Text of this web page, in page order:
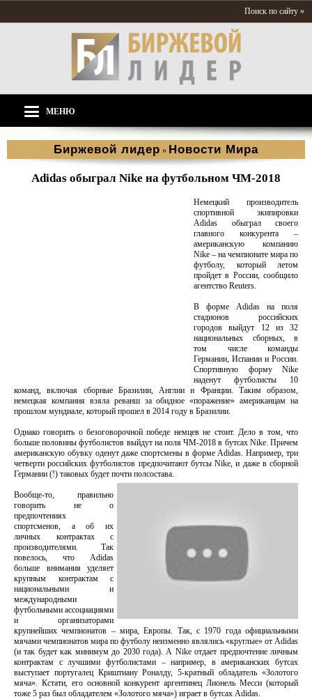
Поиск по сайту »
МЕНЮ
Биржевой лидер » Новости Мира
Adidas обыграл Nike на футбольном ЧМ-2018
Немецкий производитель
спортивной экипировки
Adidas обыграл своего
главного конкурента –
американскую компанию
Nike – на чемпионате мира по
футболу, который летом
пройдет в России, сообщило
агентство Reuters.
В форме Adidas на поля
стадионов российских
городов выйдут 12 из 32
национальных сборных, в
том числе команды
Германии, Испании и России.
Спортивную форму Nike
наденут футболисты 10
команд, включая сборные Бразилии, Англии и Франции. Таким образом,
немецкая компания взяла реванш за обидное «поражение» американцам на
прошлом мундиале, который прошел в 2014 году в Бразилии.
Однако говорить о безоговорочной победе немцев не стоит. Дело в том, что
больше половины футболистов выйдут на поля ЧМ-2018 в бутсах Nike. Причем
американскую обувку оденут даже спортсмены в форме Adidas. Например, три
четверти российских футболистов предпочитают бутсы Nike, и даже в сборной
Германии (!) таковых будет почти полсостава.
Вообще-то, правильно
говорить не о
предпочтениях
спортсменов, а об их
личных контрактах с
производителями. Так
повелось, что Adidas
больше внимания уделяет
крупным контрактам с
национальными и
международными
футбольными ассоциациями
и организаторами
крупнейших чемпионатов – мира, Европы. Так, с 1970 года официальными
мячами чемпионатов мира по футболу неизменно являлись «круглые» от Adidas
(и так будет как минимум до 2030 года). А Nike отдает предпочтение личным
контрактам с лучшими футболистами – например, в американских бутсах
выступает португалец Криштиану Роналду, 5-кратный обладатель «Золотого
мяча». Кстати, его основной конкурент аргентинец Лионель Месси (который
тоже 5 раз был обладателем «Золотого мяча») играет в бутсах Adidas.